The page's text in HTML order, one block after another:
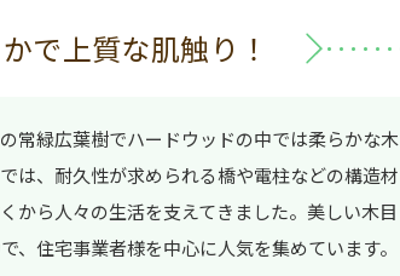
で上質な肌触り！
常緑広葉樹でハードウッドの中では柔らかな木
は、耐久性が求められる橋や電柱などの構造材
から人々の生活を支えてきました。美しい木目
、住宅事業者様を中心に人気を集めています。